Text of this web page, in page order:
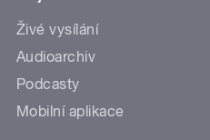
Živé vysílání
Audioarchiv
Podcasty
Mobilní aplikace